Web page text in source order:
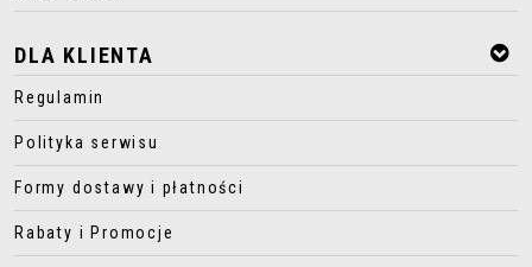
DLA KLIENTA
Regulamin
Polityka serwisu
Formy dostawy i płatności
Rabaty i Promocje